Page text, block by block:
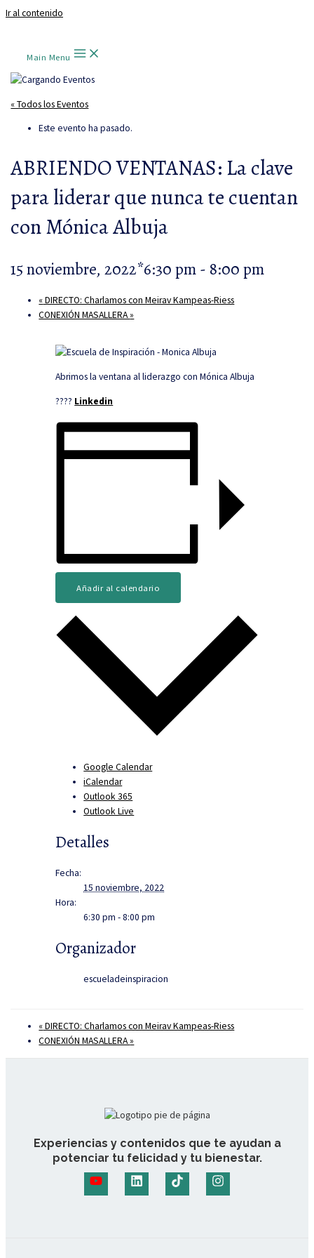
Ir al contenido
Main Menu
« Todos los Eventos
Este evento ha pasado.
ABRIENDO VENTANAS: La clave
para liderar que nunca te cuentan
con Mónica Albuja
15 noviembre, 2022*6:30 pm- 8:00 pm
«DIRECTO: Charlamos con Meirav Kampeas-Riess
CONEXIÓN MASALLERA»
Abrimos la ventana al liderazgo con Mónica Albuja
???? Linkedin
Añadir al calendario
Google Calendar
iCalendar
Outlook 365
Outlook Live
Detalles
Fecha:
15 noviembre, 2022
Hora:
6:30 pm - 8:00 pm
Organizador
escueladeinspiracion
«DIRECTO: Charlamos con Meirav Kampeas-Riess
CONEXIÓN MASALLERA»
Experiencias y contenidos que te ayudan a
potenciar tu felicidad y tu bienestar.